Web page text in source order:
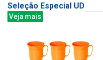
Seleção Especial UD
Veja mais